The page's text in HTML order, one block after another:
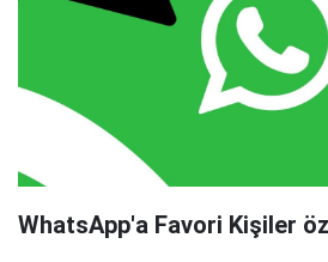
WhatsApp'a Favori Kişiler